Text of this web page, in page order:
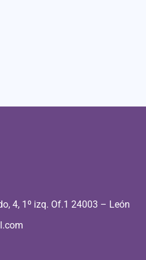
4, 1º izq. Of.1 24003 – León